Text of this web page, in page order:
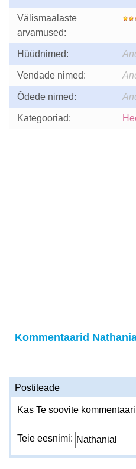
Välismaalaste
arvamused:
Hüüdnimed:
Vendade nimed:
Õdede nimed:
Kategooriad:
Kommentaarid
Postiteade
Kas Te soovite
Teie eesnimi: